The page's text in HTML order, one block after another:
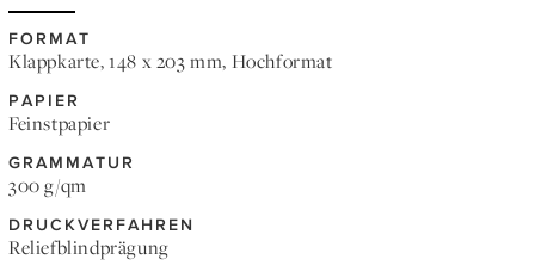
FORMAT
Klappkarte, 148 x 203 mm, Hochformat
PAPIER
Feinstpapier
GRAMMATUR
300 g/qm
DRUCKVERFAHREN
Reliefblindprägung